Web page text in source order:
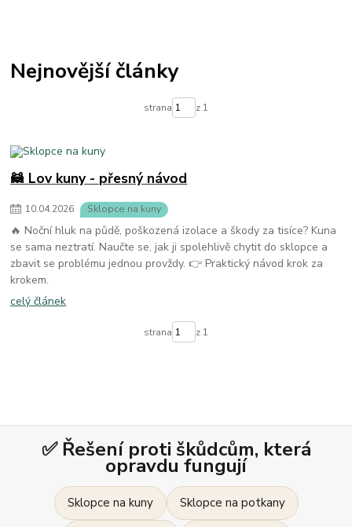
Nejnovější články
strana z 1
🦝 Lov kuny - přesný návod
10.04.2026 Sklopce na kuny
🔥 Noční hluk na půdě, poškozená izolace a škody za tisíce? Kuna
se sama neztratí. Naučte se, jak ji spolehlivě chytit do sklopce a
zbavit se problému jednou provždy. 👉 Praktický návod krok za
krokem.
celý článek
strana z 1
✅ Řešení proti škůdcům, která
opravdu fungují
Sklopce na kuny Sklopce na potkany